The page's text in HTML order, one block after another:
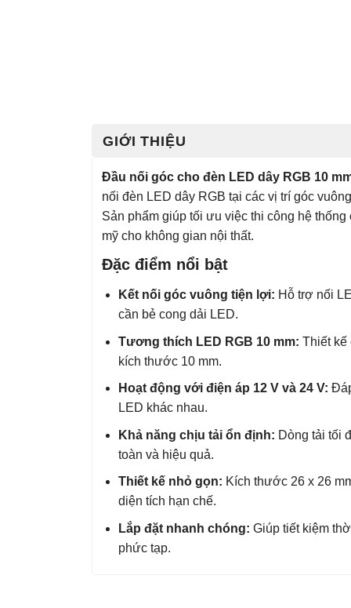
GIỚI THIỆU
Đầu nối góc cho đèn LED dây RGB 10
nối đèn LED dây RGB tại các vị trí góc
Sản phẩm giúp tối ưu việc thi công hệ
mỹ cho không gian nội thất.
Đặc điểm nổi bật
Kết nối góc vuông tiện lợi: Hỗ trợ nối
cần bẻ cong dải LED.
Tương thích LED RGB 10 mm: Thiết kế
kích thước 10 mm.
Hoạt động với điện áp 12 V và 24 V:
LED khác nhau.
Khả năng chịu tải ổn định: Dòng tải tối
toàn và hiệu quả.
Thiết kế nhỏ gọn: Kích thước 26 x 26
diện tích hạn chế.
Lắp đặt nhanh chóng: Giúp tiết kiệm
phức tạp.